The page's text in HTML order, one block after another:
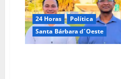
24 Horas
Política
Santa Bárbara d´Oeste